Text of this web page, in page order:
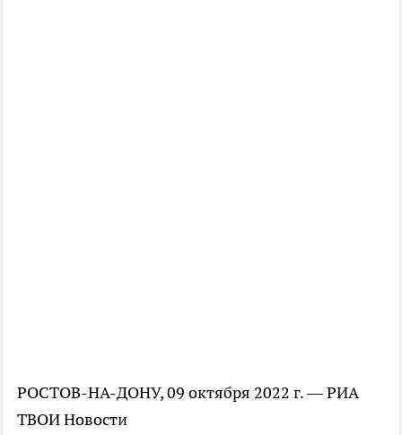
РОСТОВ-НА-ДОНУ, 09 октября 2022 г. — РИА
ТВОИ Новости